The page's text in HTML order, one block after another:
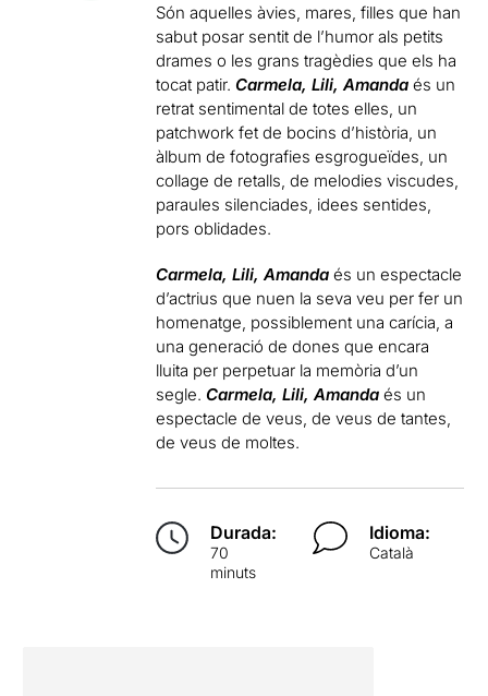
Són aquelles àvies, mares, filles que han
sabut posar sentit de l’humor als petits
drames o les grans tragèdies que els ha
tocat patir.Carmela, Lili, Amanda és un
retrat sentimental de totes elles, un
patchwork fet de bocins d’història, un
àlbum de fotografies esgrogueïdes, un
collage de retalls, de melodies viscudes,
paraules silenciades, idees sentides,
pors oblidades.
Carmela, Lili, Amanda és un espectacle
d’actrius que nuen la seva veu per fer un
homenatge, possiblement una carícia, a
una generació de dones que encara
lluita per perpetuar la memòria d’un
segle.Carmela, Lili, Amanda és un
espectacle de veus, de veus de tantes,
de veus de moltes.
Durada:
70
minuts
Idioma:
Català